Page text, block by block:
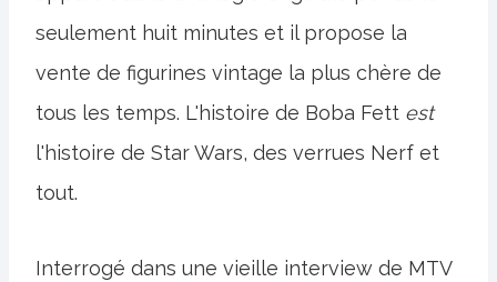
seulement huit minutes et il propose la
vente de figurines vintage la plus chère de
tous les temps. L'histoire de Boba Fett est
l'histoire de Star Wars, des verrues Nerf et
tout.
Interrogé dans une vieille interview de MTV